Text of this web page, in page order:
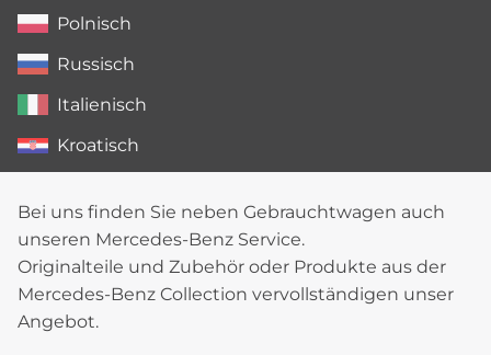
Polnisch
Russisch
Italienisch
Kroatisch
Bei uns finden Sie neben Gebrauchtwagen auch
unseren Mercedes-Benz Service.
Originalteile und Zubehör oder Produkte aus der
Mercedes-Benz Collection vervollständigen unser
Angebot.